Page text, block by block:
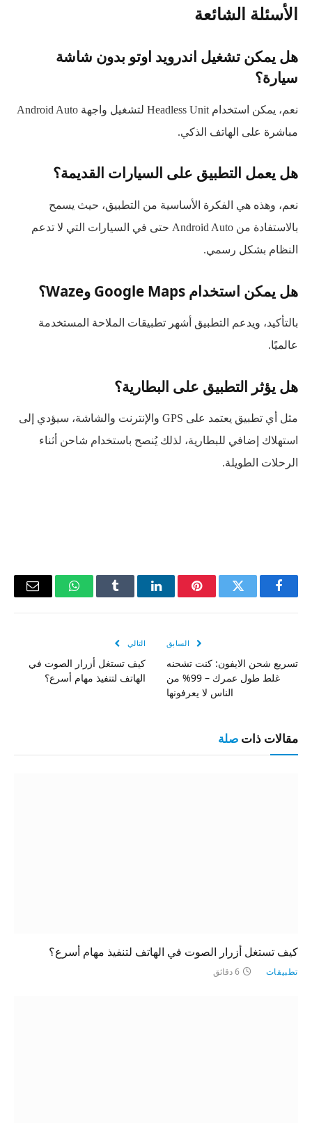
الأسئلة الشائعة
هل يمكن تشغيل اندرويد اوتو بدون شاشة
سيارة؟
نعم، يمكن استخدام Headless Unit لتشغيل واجهة Android Auto
مباشرة على الهاتف الذكي.
هل يعمل التطبيق على السيارات القديمة؟
نعم، وهذه هي الفكرة الأساسية من التطبيق، حيث يسمح
بالاستفادة من Android Auto حتى في السيارات التي لا تدعم
النظام بشكل رسمي.
هل يمكن استخدام Google Maps وWaze؟
بالتأكيد، ويدعم التطبيق أشهر تطبيقات الملاحة المستخدمة
عالميًا.
هل يؤثر التطبيق على البطارية؟
مثل أي تطبيق يعتمد على GPS والإنترنت والشاشة، سيؤدي إلى
استهلاك إضافي للبطارية، لذلك يُنصح باستخدام شاحن أثناء
الرحلات الطويلة.
فيسبوكتويتر بينتيريستلينكدإن Tumblr واتسابالبريد
السابق
تسريع شحن الايفون: كنت تشحنه
غلط طول عمرك – 99% من
الناس لا يعرفونها
التالي
كيف تستغل أزرار الصوت في
الهاتف لتنفيذ مهام أسرع؟
مقالات ذات صلة
كيف تستغل أزرار الصوت في الهاتف لتنفيذ مهام أسرع؟
تطبيقات 6 دقائق